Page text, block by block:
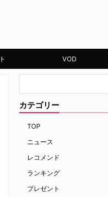
VOD
カテゴリー
TOP
ニュース
レコメンド
ランキング
プレゼント